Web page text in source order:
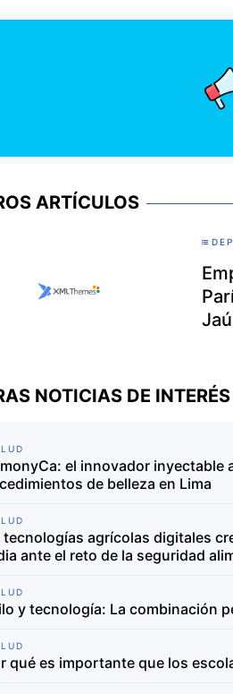
ARTÍCULOS
NOTICIAS DE INTERÉS
el innovador inyectable
de belleza en Lima
tecnologías agrícolas digitales
ante el reto de la seguridad
y tecnología: La combinación
qué es importante que los